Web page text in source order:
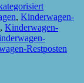
, Kinderwagen-
, Kinderwagen-
Restposten